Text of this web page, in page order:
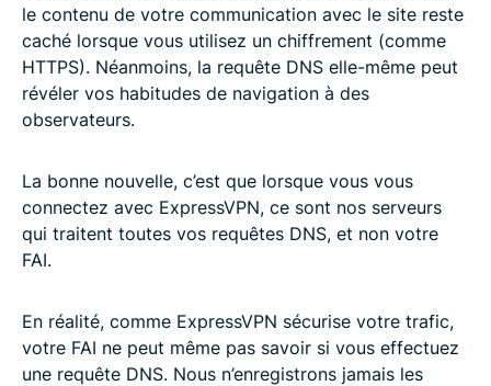
le contenu de votre communication avec le site reste
caché lorsque vous utilisez un chiffrement (comme
HTTPS). Néanmoins, la requête DNS elle-même peut
révéler vos habitudes de navigation à des
observateurs.
La bonne nouvelle, c’est que lorsque vous vous
connectez avec ExpressVPN, ce sont nos serveurs
qui traitent toutes vos requêtes DNS, et non votre
FAI.
En réalité, comme ExpressVPN sécurise votre trafic,
votre FAI ne peut même pas savoir si vous effectuez
une requête DNS. Nous n’enregistrons jamais les